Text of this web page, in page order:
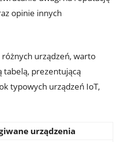
opinie innych
urządzeń, warto
tabelą, prezentującą
typowych urządzeń IoT,
urządzenia